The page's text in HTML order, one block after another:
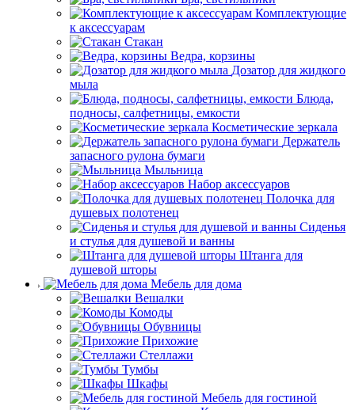
Комплектующие
к аксессуарам
Стакан
Ведра, корзины
Дозатор для жидкого
мыла
Блюда,
подносы, салфетницы, емкости
Косметические зеркала
Держатель
запасного рулона бумаги
Мыльница
Набор аксессуаров
Полочка для
душевых полотенец
Сиденья
и стулья для душевой и ванны
Штанга для
душевой шторы
Мебель для дома
Вешалки
Комоды
Обувницы
Прихожие
Стеллажи
Тумбы
Шкафы
Мебель для гостиной